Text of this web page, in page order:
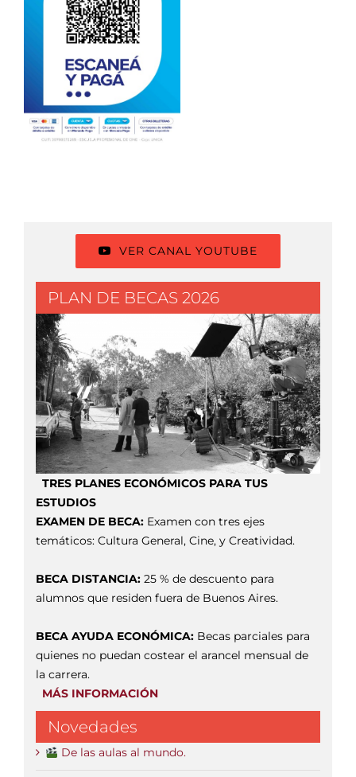
VER CANAL YOUTUBE
PLAN DE BECAS 2026
TRES PLANES ECONÓMICOS PARA TUS
ESTUDIOS
EXAMEN DE BECA: Examen con tres ejes
temáticos: Cultura General, Cine, y Creatividad.
BECA DISTANCIA: 25 % de descuento para
alumnos que residen fuera de Buenos Aires.
BECA AYUDA ECONÓMICA: Becas parciales para
quienes no puedan costear el arancel mensual de
la carrera.
MÁS INFORMACIÓN
Novedades
De las aulas al mundo.